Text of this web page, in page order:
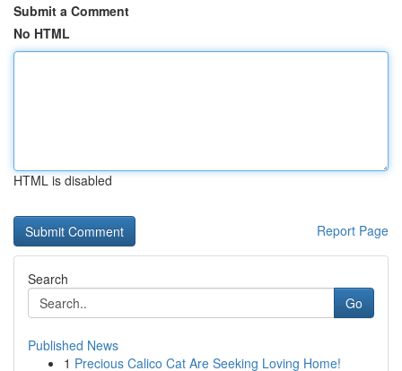
Submit a Comment
No HTML
HTML is disabled
Report Page
Search
Go
Published News
1 Precious Calico Cat Are Seeking Loving Home!